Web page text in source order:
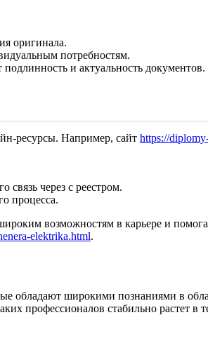
оригинала.
потребностям.
и актуальность документов.
ресурсы. Например, сайт https://
через с реестром.
процесса.
возможностям в карьере и
elektrika.html.
обладают широкими познаниями в
профессионалов стабильно растет в